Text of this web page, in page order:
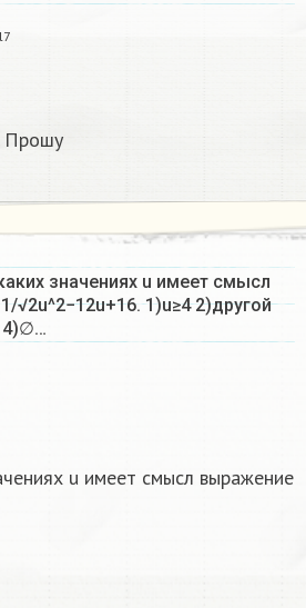
Прошу
значениях u имеет смысл
√2u^2−12u+16. 1)u≥4 2)другой
4)∅…
u имеет смысл выражение